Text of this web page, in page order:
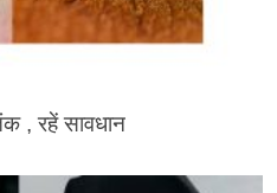
, रहें सावधान